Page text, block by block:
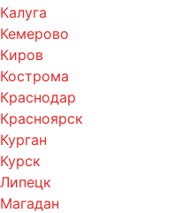
Калуга
Кемерово
Киров
Кострома
Краснодар
Красноярск
Курган
Курск
Липецк
Магадан